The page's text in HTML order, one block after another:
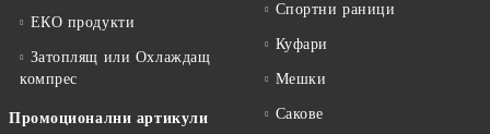
ЕКО продукти
Затоплящ или Охлаждащ
компрес
Промоционални артикули
Спортни раници
Куфари
Мешки
Сакове